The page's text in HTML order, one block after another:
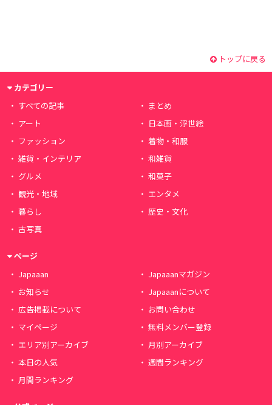
トップに戻る
カテゴリー
すべての記事
まとめ
アート
日本画・浮世絵
ファッション
着物・和服
雑貨・インテリア
和雑貨
グルメ
和菓子
観光・地域
エンタメ
暮らし
歴史・文化
古写真
ページ
Japaaan
Japaaanマガジン
お知らせ
Japaaanについて
広告掲載について
お問い合わせ
マイページ
無料メンバー登録
エリア別アーカイブ
月別アーカイブ
本日の人気
週間ランキング
月間ランキング